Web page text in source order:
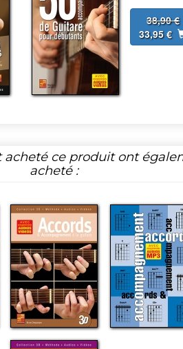
38,90 €
33,95 €
acheté ce produit ont
acheté :